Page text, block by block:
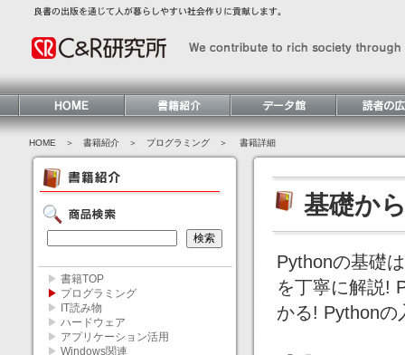
HOME ＞ 書籍紹介 ＞ プログラミング＞ 書籍詳細
▶ 書籍TOP
▶ プログラミング
▶
IT読み物
▶ ハードウェア
▶ アプリケーション活用
▶ Windows関連
基礎か
Pythonの基礎
を丁寧に解説!
かる! Pythonの